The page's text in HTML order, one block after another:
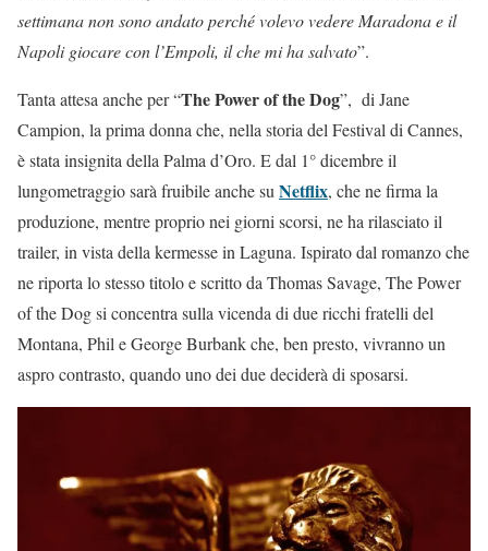
settimana non sono andato perché volevo vedere Maradona e il
Napoli giocare con l’Empoli, il che mi ha salvato”.
Tanta attesa anche per “The Power of the Dog”, di Jane
Campion, la prima donna che, nella storia del Festival di Cannes,
è stata insignita della Palma d’Oro. E dal 1° dicembre il
lungometraggio sarà fruibile anche su Netflix, che ne firma la
produzione, mentre proprio nei giorni scorsi, ne ha rilasciato il
trailer, in vista della kermesse in Laguna. Ispirato dal romanzo che
ne riporta lo stesso titolo e scritto da Thomas Savage, The Power
of the Dog si concentra sulla vicenda di due ricchi fratelli del
Montana, Phil e George Burbank che, ben presto, vivranno un
aspro contrasto, quando uno dei due deciderà di sposarsi.